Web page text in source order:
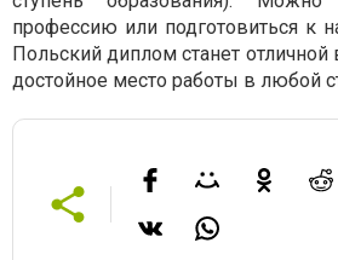
профессию или подготовиться к
Польский диплом станет
достойное место работы в любой